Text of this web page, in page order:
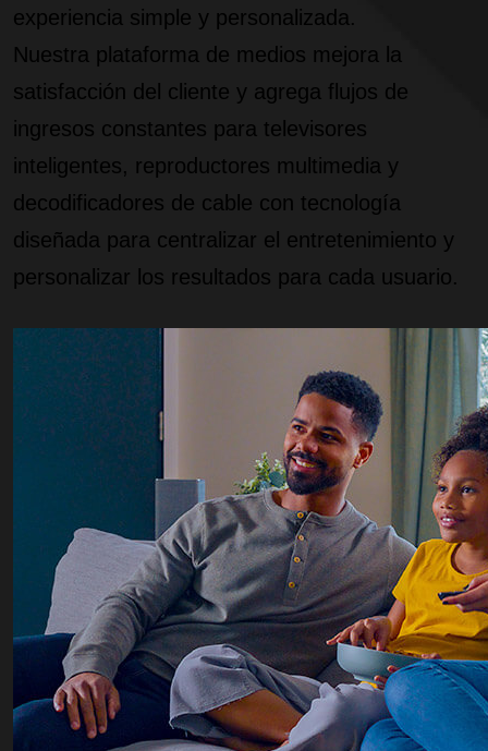
experiencia simple y personalizada.
Nuestra plataforma de medios mejora la
satisfacción del cliente y agrega flujos de
ingresos constantes para televisores
inteligentes, reproductores multimedia y
decodificadores de cable con tecnología
diseñada para centralizar el entretenimiento y
personalizar los resultados para cada usuario.